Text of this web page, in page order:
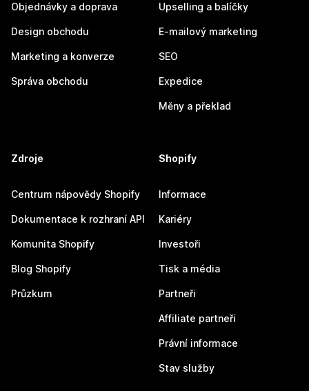
Objednávky a doprava
Design obchodu
Marketing a konverze
Správa obchodu
Upselling a balíčky
E-mailový marketing
SEO
Expedice
Měny a překlad
Zdroje
Centrum nápovědy Shopify
Dokumentace k rozhraní API
Komunita Shopify
Blog Shopify
Průzkum
Shopify
Informace
Kariéry
Investoři
Tisk a média
Partneři
Affiliate partneři
Právní informace
Stav služby